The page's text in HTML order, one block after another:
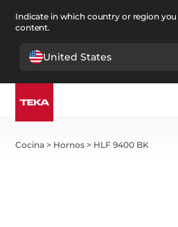
Indicate in which country or region you
content.
United States
Cocina > Hornos > HLF 9400 BK